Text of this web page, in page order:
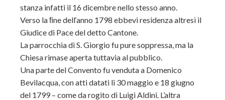
stanza infatti il 16 dicembre nello stesso anno.
Verso la ﬁne dell‘anno 1798 ebbevi residenza altresì il
Giudice di Pace del detto Cantone.
La parrocchia di S. Giorgio fu pure soppressa, ma la
Chiesa rimase aperta tuttavia al pubblico.
Una parte del Convento fu venduta a Domenico
Bevilacqua, con atti datati li 30 maggio e 18 giugno
del 1799 – come da rogito di Luigi Aldini. L’altra